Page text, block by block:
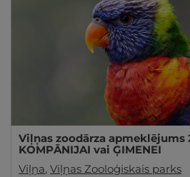
Viļņas zoodārza apmeklējums
KOMPĀNIJAI vai ĢIMENEI
Viļņa, Viļņas Zooloģiskais parks